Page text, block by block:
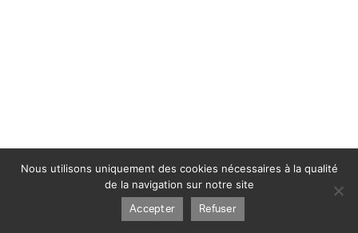
Nous utilisons uniquement des cookies nécessaires à la qualité
de la navigation sur notre site
Accepter Refuser